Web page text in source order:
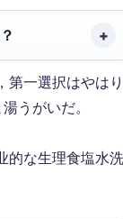
第一選択はやはり
うがいだ。
的な生理食塩水洗